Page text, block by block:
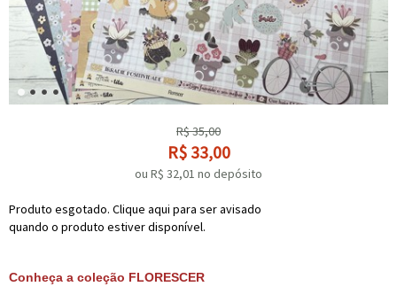
R$35,00
R$ 33,00
ou R$ 32,01 no depósito
Produto esgotado. Clique aqui para ser avisado
quando o produto estiver disponível.
Conheça a coleção FLORESCER